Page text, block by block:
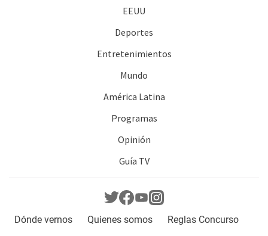
EEUU
Deportes
Entretenimientos
Mundo
América Latina
Programas
Opinión
Guía TV
Dónde vernos Quienes somos
Reglas Concurso